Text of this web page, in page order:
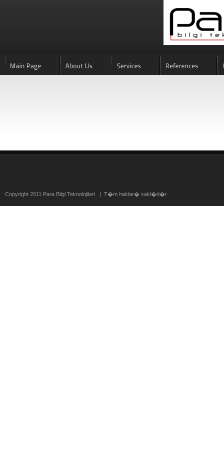
Copyright 2011 Para Bilgi Teknolojileri | T�m haklar� sakl�d�r